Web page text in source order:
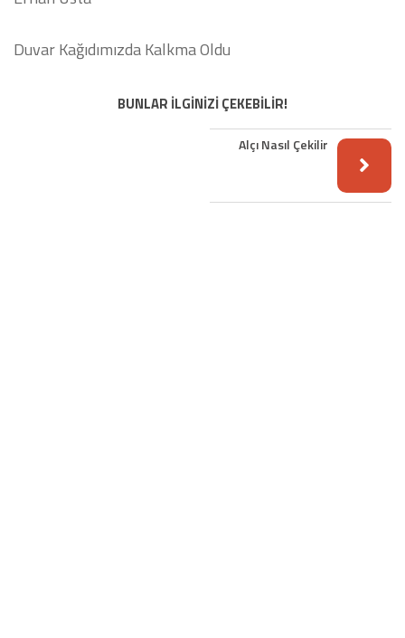
Duvar Kağıdımızda Kalkma Oldu
BUNLAR İLGİNİZİ ÇEKEBİLİR!
Alçı Nasıl Çekilir